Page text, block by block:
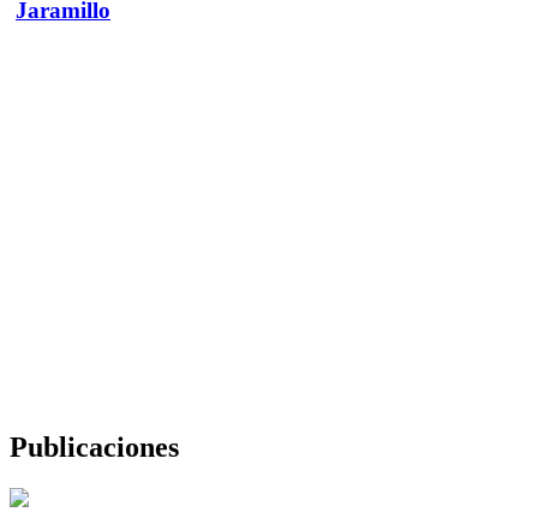
Jaramillo
Publicaciones